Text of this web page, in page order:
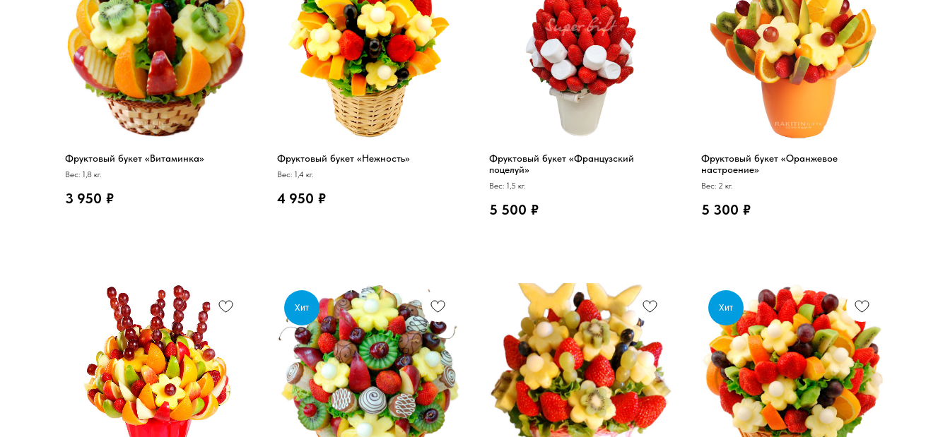
Фруктовый букет «Витаминка»
Вес: 1,8 кг.
3 950 ₽
Фруктовый букет «Нежность»
Вес: 1,4 кг.
4 950 ₽
Фруктовый букет «Французский
поцелуй»
Вес: 1,5 кг.
5 500 ₽
Фруктовый букет «Оранжевое
настроение»
Вес: 2 кг.
5 300 ₽
Хит Хит